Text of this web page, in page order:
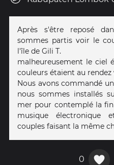
Après s'être reposé
sommes partis voir le
l'île de Gili T.
malheureusement le ciel
couleurs étaient au rendez
Nous avons commandé
nous sommes installés
mer pour contemplé la
musique électronique
couples faisant la même
0